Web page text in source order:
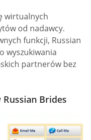
wirtualnych
od nadawcy.
funkcji, Russian
wyszukiwania
partnerów bez
Brides